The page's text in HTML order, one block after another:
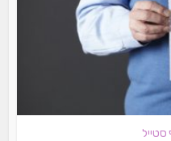
סטייל